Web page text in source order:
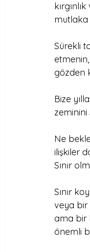
mutlaka
Sürekli
gözden
Bize
zeminini
Ne
ilişkiler
Sınır
Sınır
veya bir
ama bir
önemli